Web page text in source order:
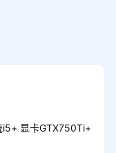
i5+ 显卡GTX750Ti+